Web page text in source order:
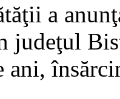
a
judeţul
ani,